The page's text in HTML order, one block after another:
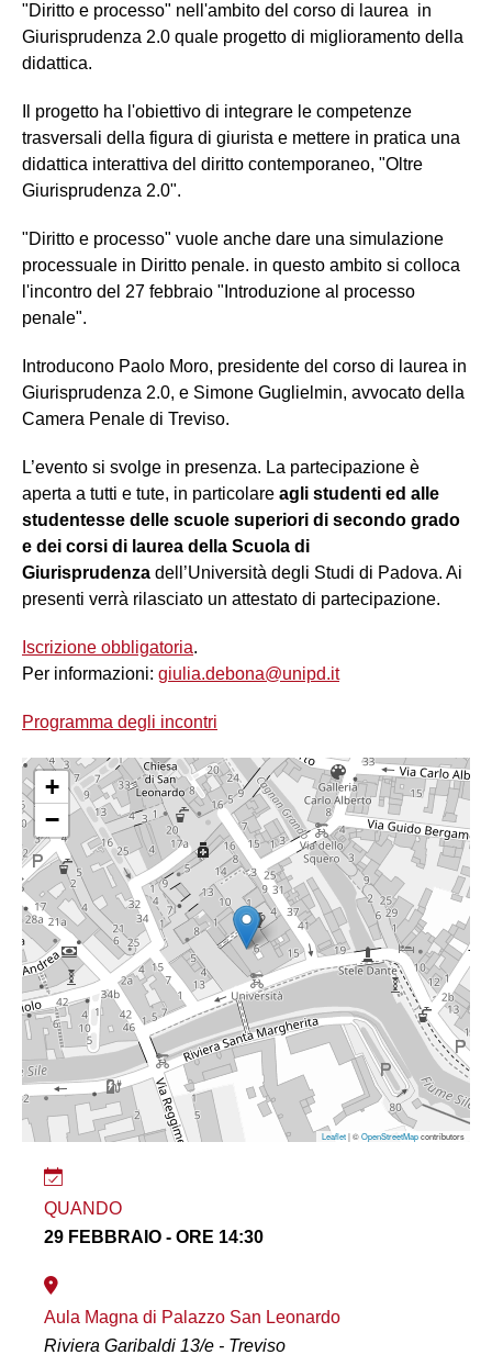
"Diritto e processo" nell'ambito del corso di laurea in
Giurisprudenza 2.0 quale progetto di miglioramento della
didattica.
Il progetto ha l'obiettivo di integrare le competenze
trasversali della figura di giurista e mettere in pratica una
didattica interattiva del diritto contemporaneo, "Oltre
Giurisprudenza 2.0".
"Diritto e processo" vuole anche dare una simulazione
processuale in Diritto penale. in questo ambito si colloca
l'incontro del 27 febbraio "Introduzione al processo
penale".
Introducono Paolo Moro, presidente del corso di laurea in
Giurisprudenza 2.0, e Simone Guglielmin, avvocato della
Camera Penale di Treviso.
L’evento si svolge in presenza. La partecipazione è
aperta a tutti e tute, in particolare agli studenti ed alle
studentesse delle scuole superiori di secondo grado
e dei corsi di laurea della Scuola di
Giurisprudenza dell’Università degli Studi di Padova. Ai
presenti verrà rilasciato un attestato di partecipazione.
Iscrizione obbligatoria.
Per informazioni: giulia.debona@unipd.it
Programma degli incontri
+
−
Leaflet| ©OpenStreetMapcontributors
QUANDO
29 FEBBRAIO - ORE 14:30
Aula Magna di Palazzo San Leonardo
Riviera Garibaldi 13/e - Treviso